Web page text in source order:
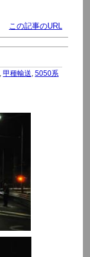
この記事のURL
甲種輸送 5050系